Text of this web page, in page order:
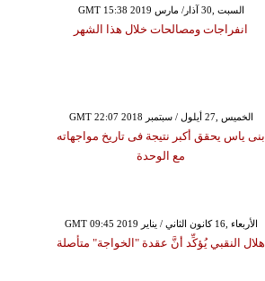
GMT 15:38 2019 السبت ,30 آذار/ مارس
انفراجات ومصالحات خلال هذا الشهر
GMT 22:07 2018 الخميس ,27 أيلول / سبتمبر
بنى ياس يحقق أكبر نتيجة فى تاريخ مواجهاته
مع الوحدة
GMT 09:45 2019 الأربعاء ,16 كانون الثاني / يناير
هلال النقبي يُؤكِّد أنَّ عقدة "الخواجة" متأصلة